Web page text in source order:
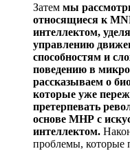
Затем мы
относящиеся к
интеллектом,
управлению
способностям и
поведению в
рассказываем о
которые уже
претерпевать
основе МНР с
интеллектом.
проблемы, которые